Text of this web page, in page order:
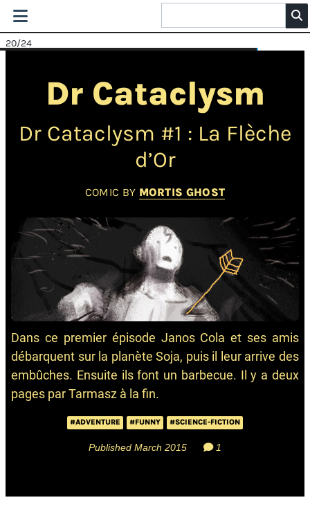
20/24
Dr Cataclysm
Dr Cataclysm #1 : La Flèche
d’Or
COMIC BY MORTIS GHOST
Dans ce premier épisode Janos Cola et ses amis
débarquent sur la planète Soja, puis il leur arrive des
embûches. Ensuite ils font un barbecue. Il y a deux
pages par Tarmasz à la fin.
#ADVENTURE #FUNNY #SCIENCE-FICTION
Published March 2015 1